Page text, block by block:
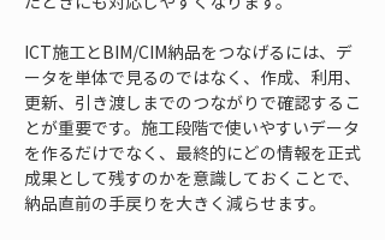
ICT施工とBIM/CIM納品をつなげるには、デ
ータを単体で見るのではなく、作成、利用、
更新、引き渡しまでのつながりで確認するこ
とが重要です。施工段階で使いやすいデータ
を作るだけでなく、最終的にどの情報を正式
成果として残すのかを意識しておくことで、
納品直前の手戻りを大きく減らせます。